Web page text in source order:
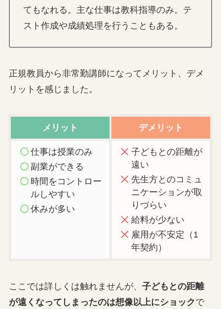
てもなれる。主な仕事は教科指導のみ。テ
スト作成や成績処理を行うこともある。
正規教員から非常勤講師になってメリット、デメ
リットを感じました。
メリット デメリット
仕事は授業のみ
副業ができる
時間をコントロー
ルしやすい
休みが多い
子どもとの距離が
遠い
先生方とのコミュ
ニケーションが取
りづらい
給料が少ない
雇用が不安定（1
年契約）
ここでは詳しくは触れませんが、 子どもとの距離
が遠くなってしまったのは想像以上にショックで